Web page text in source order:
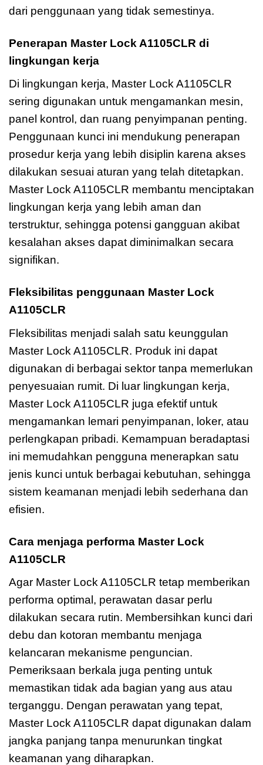
dari penggunaan yang tidak semestinya.
Penerapan Master Lock A1105CLR di
lingkungan kerja
Di lingkungan kerja, Master Lock A1105CLR
sering digunakan untuk mengamankan mesin,
panel kontrol, dan ruang penyimpanan penting.
Penggunaan kunci ini mendukung penerapan
prosedur kerja yang lebih disiplin karena akses
dilakukan sesuai aturan yang telah ditetapkan.
Master Lock A1105CLR membantu menciptakan
lingkungan kerja yang lebih aman dan
terstruktur, sehingga potensi gangguan akibat
kesalahan akses dapat diminimalkan secara
signifikan.
Fleksibilitas penggunaan Master Lock
A1105CLR
Fleksibilitas menjadi salah satu keunggulan
Master Lock A1105CLR. Produk ini dapat
digunakan di berbagai sektor tanpa memerlukan
penyesuaian rumit. Di luar lingkungan kerja,
Master Lock A1105CLR juga efektif untuk
mengamankan lemari penyimpanan, loker, atau
perlengkapan pribadi. Kemampuan beradaptasi
ini memudahkan pengguna menerapkan satu
jenis kunci untuk berbagai kebutuhan, sehingga
sistem keamanan menjadi lebih sederhana dan
efisien.
Cara menjaga performa Master Lock
A1105CLR
Agar Master Lock A1105CLR tetap memberikan
performa optimal, perawatan dasar perlu
dilakukan secara rutin. Membersihkan kunci dari
debu dan kotoran membantu menjaga
kelancaran mekanisme penguncian.
Pemeriksaan berkala juga penting untuk
memastikan tidak ada bagian yang aus atau
terganggu. Dengan perawatan yang tepat,
Master Lock A1105CLR dapat digunakan dalam
jangka panjang tanpa menurunkan tingkat
keamanan yang diharapkan.